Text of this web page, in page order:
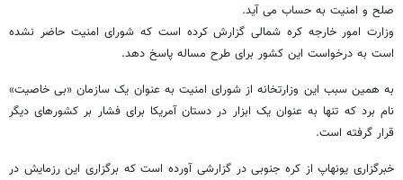
صلح و امنیت به حساب می آید.
وزارت امور خارجه کره شمالی گزارش کرده است که شورای امنیت حاضر نشده
است به درخواست این کشور برای طرح مساله پاسخ دهد.
به همین سبب این وزارتخانه از شورای امنیت به عنوان یک سازمان «بی خاصیت»
نام برد که تنها به عنوان یک ابزار در دستان آمریکا برای فشار بر کشورهای دیگر
قرار گرفته است.
خبرگزاری یونهاپ از کره جنوبی در گزارشی آورده است که برگزاری این رزمایش در